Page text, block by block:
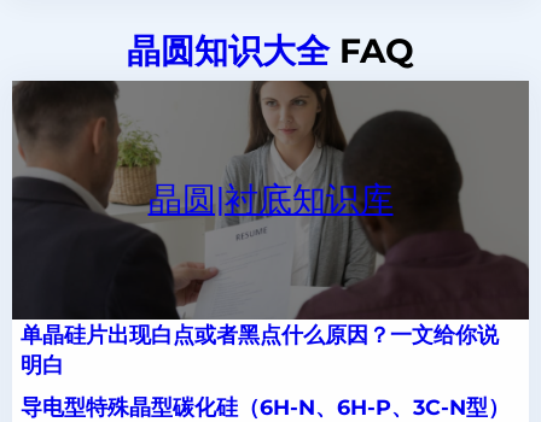
晶圆知识大全FAQ
晶圆|衬底知识库
单晶硅片出现白点或者黑点什么原因？一文给你说
明白
导电型特殊晶型碳化硅（6H-N、6H-P、3C-N型）